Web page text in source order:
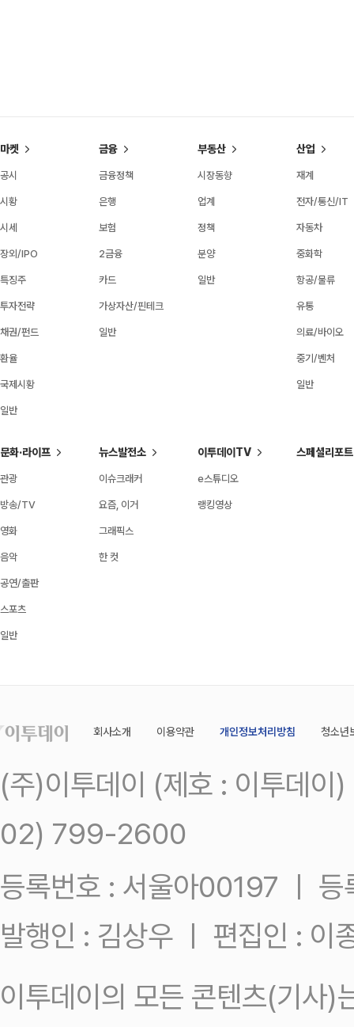
마켓
공시
시황
시세
장외/IPO
특징주
투자전략
채권/펀드
환율
국제시황
일반
금융
금융정책
은행
보험
2금융
카드
가상자산/핀테크
일반
부동산
시장동향
업계
정책
분양
일반
산업
재계
전자/통신/IT
자동차
중화학
항공/물류
유통
의료/바이오
중기/벤처
일반
문화·라이프
관광
방송/TV
영화
음악
공연/출판
스포츠
일반
뉴스발전소
이슈크래커
요즘, 이거
그래픽스
한 컷
이투데이TV
e스튜디오
랭킹영상
스페셜리포트
회사소개 이용약관 개인정보처리방침 청소년
(주)이투데이 (제호 : 이투데
02) 799-2600
등록번호 : 서울아00197 ㅣ
발행인 : 김상우 ㅣ 편집인 : 이
이투데이의 모든 콘텐츠(기사)